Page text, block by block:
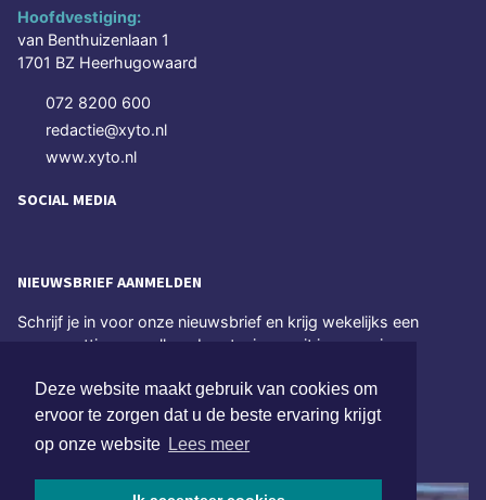
Deze website maakt gebruik van cookies om
ervoor te zorgen dat u de beste ervaring krijgt
op onze website Lees meer
Hoofdvestiging:
van Benthuizenlaan 1
1701 BZ Heerhugowaard
072 8200 600
redactie@xyto.nl
www.xyto.nl
SOCIAL MEDIA
NIEUWSBRIEF AANMELDEN
Schrijf je in voor onze nieuwsbrief en krijg wekelijks een
samenvatting van alle gebeurtenissen uit jouw regio.
Aanmelden
ONLINE DAGBLADEN